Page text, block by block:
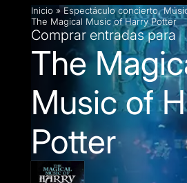
Inicio »Espectáculo concierto,
The Magical Music of Harry Potter
Comprar entradas para
The
Music of
Potter